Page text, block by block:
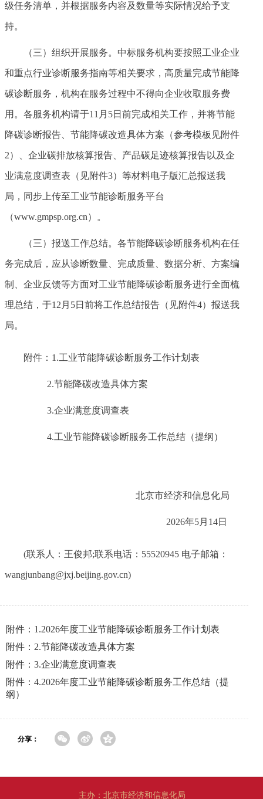
级任务清单，并根据服务内容及数量等实际情况给予支
持。
（三）组织开展服务。中标服务机构要按照工业企业
和重点行业诊断服务指南等相关要求，高质量完成节能降
碳诊断服务，机构在服务过程中不得向企业收取服务费
用。各服务机构请于11月5日前完成相关工作，并将节能
降碳诊断报告、节能降碳改造具体方案（参考模板见附件
2）、企业碳排放核算报告、产品碳足迹核算报告以及企
业满意度调查表（见附件3）等材料电子版汇总报送我
局，同步上传至工业节能诊断服务平台
（www.gmpsp.org.cn）。
（三）报送工作总结。各节能降碳诊断服务机构在任
务完成后，应从诊断数量、完成质量、数据分析、方案编
制、企业反馈等方面对工业节能降碳诊断服务进行全面梳
理总结，于12月5日前将工作总结报告（见附件4）报送我
局。
附件：1.工业节能降碳诊断服务工作计划表
2.节能降碳改造具体方案
3.企业满意度调查表
4.工业节能降碳诊断服务工作总结（提纲）
北京市经济和信息化局
2026年5月14日
(联系人：王俊邦;联系电话：55520945 电子邮箱：
wangjunbang@jxj.beijing.gov.cn)
附件：1.2026年度工业节能降碳诊断服务工作计划表
附件：2.节能降碳改造具体方案
附件：3.企业满意度调查表
附件：4.2026年度工业节能降碳诊断服务工作总结（提
纲）
分享：
主办：北京市经济和信息化局